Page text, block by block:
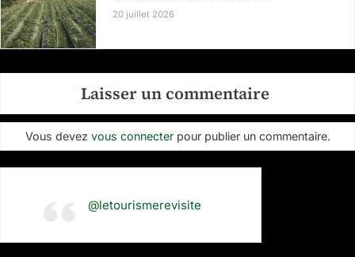
20 juillet 2026
Laisser un commentaire
Vous devez vous connecterpour publier un commentaire.
@letourismerevisite